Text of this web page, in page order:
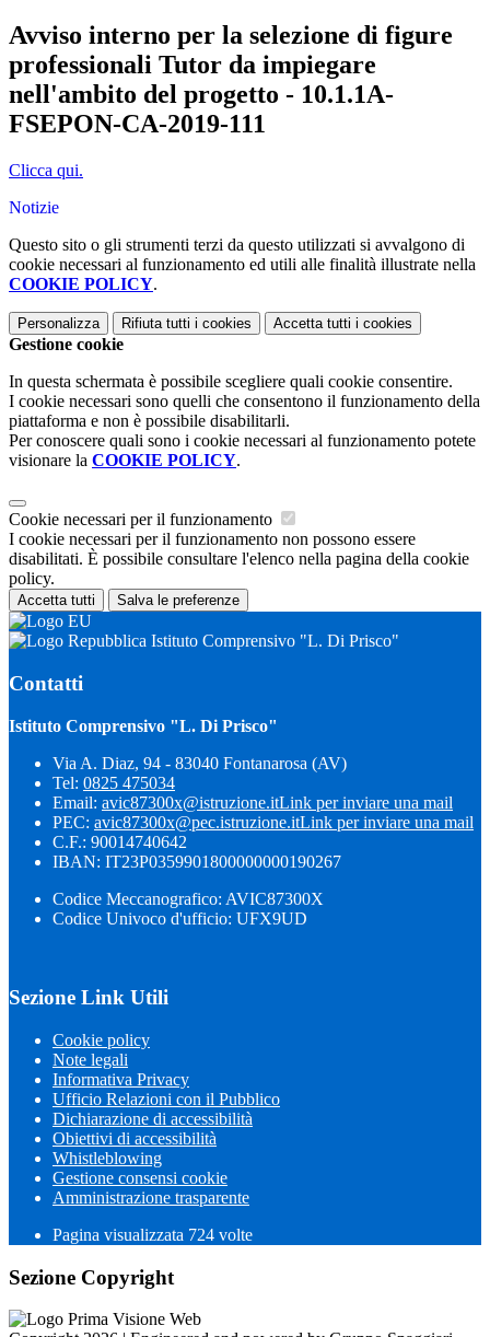
Avviso interno per la selezione di figure
professionali Tutor da impiegare
nell'ambito del progetto - 10.1.1A-
FSEPON-CA-2019-111
Clicca qui.
Notizie
Questo sito o gli strumenti terzi da questo utilizzati si avvalgono di
cookie necessari al funzionamento ed utili alle finalità illustrate nella
COOKIE POLICY.
Personalizza Rifiuta tutti i cookies Accetta tutti i cookies
Gestione cookie
In questa schermata è possibile scegliere quali cookie consentire.
I cookie necessari sono quelli che consentono il funzionamento della
piattaforma e non è possibile disabilitarli.
Per conoscere quali sono i cookie necessari al funzionamento potete
visionare la COOKIE POLICY.
Cookie necessari per il funzionamento
I cookie necessari per il funzionamento non possono essere
disabilitati. È possibile consultare l'elenco nella pagina della cookie
policy.
Accetta tutti Salva le preferenze
Istituto Comprensivo "L. Di Prisco"
Contatti
Istituto Comprensivo "L. Di Prisco"
Via A. Diaz, 94 - 83040 Fontanarosa (AV)
Tel: 0825 475034
Email: avic87300x@istruzione.itLink per inviare una mail
PEC: avic87300x@pec.istruzione.itLink per inviare una mail
C.F.: 90014740642
IBAN: IT23P0359901800000000190267
Codice Meccanografico: AVIC87300X
Codice Univoco d'ufficio: UFX9UD
Sezione Link Utili
Cookie policy
Note legali
Informativa Privacy
Ufficio Relazioni con il Pubblico
Dichiarazione di accessibilità
Obiettivi di accessibilità
Whistleblowing
Gestione consensi cookie
Amministrazione trasparente
Pagina visualizzata 724 volte
Sezione Copyright